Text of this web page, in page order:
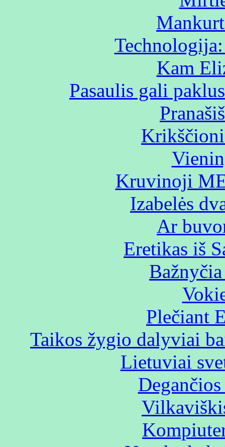
Kam
Pasaulis gali
Kruvinoji
Izabelės
Ar
Eretikas iš
Plečiant
Taikos žygio dalyviai
Lietuviai